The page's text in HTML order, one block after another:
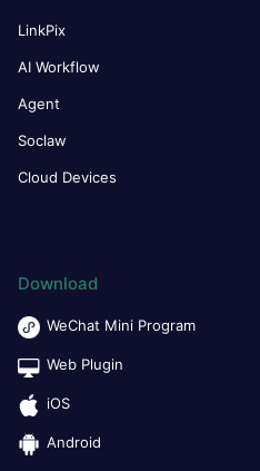
LinkPix
AI Workflow
Agent
Soclaw
Cloud Devices
Download
WeChat Mini Program
Web Plugin
iOS
Android